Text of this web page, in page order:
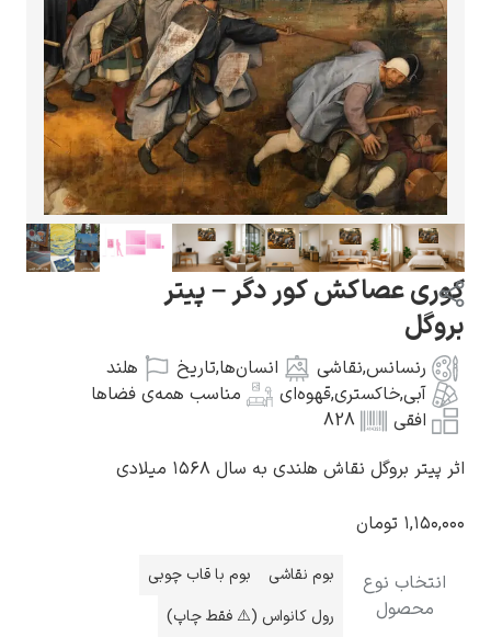
کلود مونه
ونسان ون گوگ
گوستاو کلیمت
کور دگر – پیتر
نقاشی انسان‌ها,تاریخ
هلند
,قهوه‌ای
مناسب همه‌ی فضاها
828
هلندی به سال ۱۵۶۸ میلادی
بوم نقاشی
بوم با قاب چوبی
رول کانواس (⚠️ فقط چاپ)